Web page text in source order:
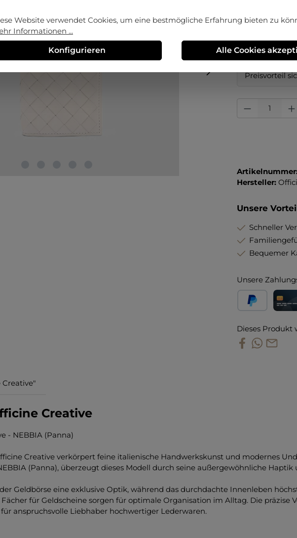
Größe auswählen
Erstmalig im
Preisvorteil
Produkt
Hersteller:
Unsere
Schneller
Bequemer
Unsere
Dieses Produkt
Creative
- NEBBIA (Panna)
Creative verkörpert feine italienische Handwerkskunst und modernes
(Panna), überzeugt dieses Modell durch seine außergewöhnliche
Geldbörse eine exklusive Optik, während das durchdachte Innenleben
für Geldscheine sorgen für optimale Organisation im Alltag. Die präzise
anspruchsvolle Liebhaber hochwertiger Lederwaren.
Website verwendet Cookies, um eine bestmögliche Erfahrung bieten zu
Informationen ...
Konfigurieren Alle Cookies